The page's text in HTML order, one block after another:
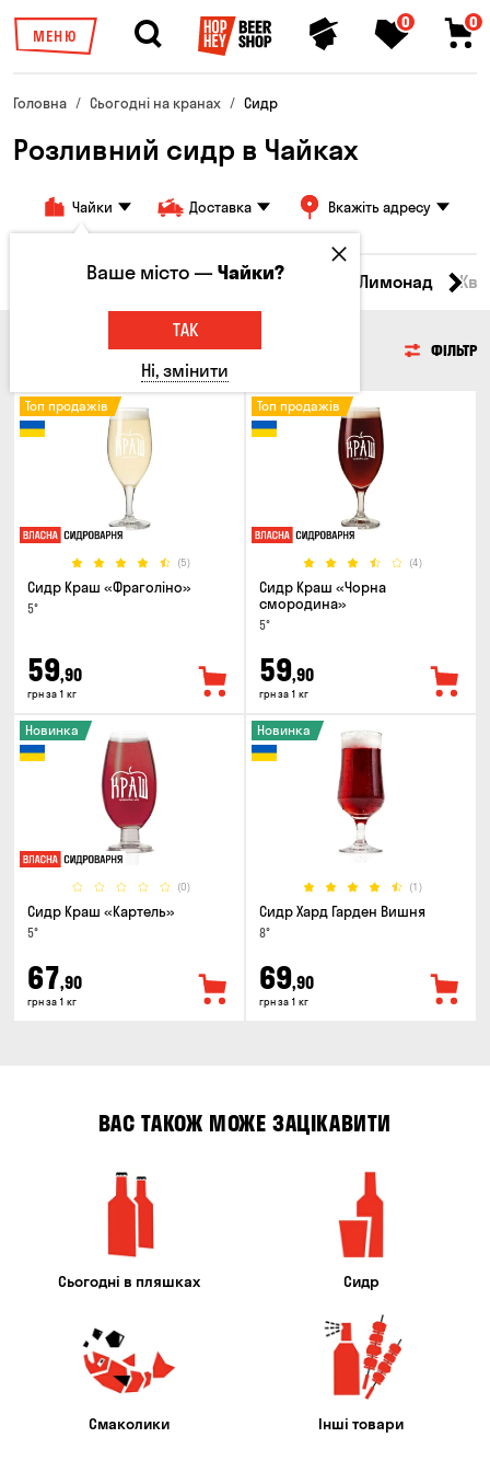
МЕНЮ
0 0
Головна Сьогодні на кранах Сидр
Розливний сидр в Чайках
Чайки Доставка Вкажіть адресу
Всі товари Пиво Сидр Лимонад
ФІЛЬТР
(5)
Топ продажів
Сидр Краш «Фраголіно»
5°
59,90
грн за 1 кг
(4)
Топ продажів
Сидр Краш «Чорна
смородина»
5°
59,90
грн за 1 кг
(0)
Новинка
Сидр Краш «Картель»
5°
67,90
грн за 1 кг
(1)
Новинка
Сидр Хард Гарден Вишня
8°
69,90
грн за 1 кг
ВАС ТАКОЖ МОЖЕ ЗАЦІКАВИТИ
Сьогодні в пляшках Сидр
Смаколики Інші товари
Ваше місто —Чайки?
ТАК
Ні, змінити